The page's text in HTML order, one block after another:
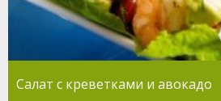
Салат с креветками и авокадо